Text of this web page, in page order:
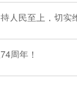
人民至上，切实
周年！